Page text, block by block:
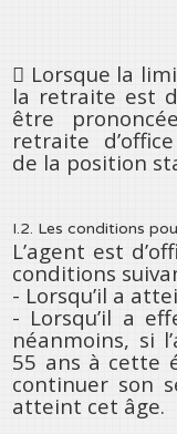
 Lorsque la
la retraite est
être
retraite
de la position
I.2. Les conditions
L’agent est
conditions
- Lorsqu’il a
- Lorsqu’il a
néanmoins, si
55 ans à cette
continuer son
atteint cet âge.